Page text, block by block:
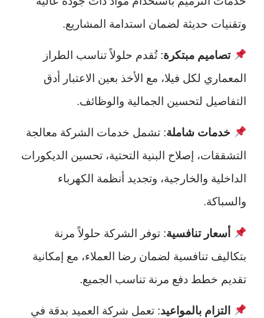
وتقنيات حديثة لضمان استدامة المشاريع.
تصاميم مبتكرة: تُقدم حلولاً تناسب الطراز
المعماري لكل فيلا، مع الأخذ بعين الاعتبار أدق
التفاصيل لتحسين الجمالية والوظائف.
خدمات شاملة: تشمل خدمات الشركة معالجة
التشققات، إصلاح البنية التحتية، تحسين الديكورات
الداخلية والخارجية، وتجديد أنظمة الكهرباء
والسباكة.
أسعار تنافسية: توفر الشركة حلولاً مرنة
بتكاليف تنافسية لضمان رضا العملاء، مع إمكانية
تقديم خطط دفع مرنة تناسب الجميع.
التزام بالمواعيد: تعمل شركة العميد بدقة في